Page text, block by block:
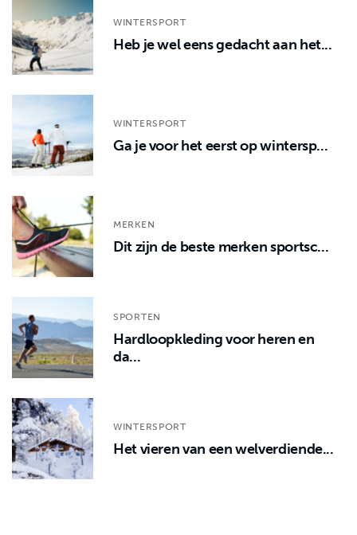
WINTERSPORT
Heb je wel eens gedacht aan het...
WINTERSPORT
Ga je voor het eerst op wintersp...
MERKEN
Dit zijn de beste merken sportsc...
SPORTEN
Hardloopkleding voor heren en
da...
WINTERSPORT
Het vieren van een welverdiende...